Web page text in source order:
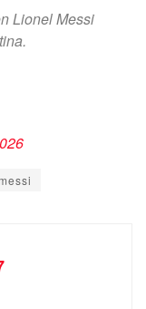
Lionel Messi